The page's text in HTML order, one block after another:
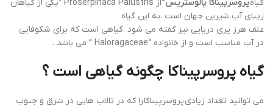
گیاهپروسرپیناکا پالوستریس”
از Proserpinaca Palustris “یکی از گیاهان
زیبای آب شیرین جهان است .به این گیاه
علف هرز پری دریایی نیز گفته می شود .گیاهی است که برای شکوفایی
در آب مناسب است و از خانواده “Haloragaceae ” می باشد .
گیاه پروسرپیناکا چگونه گیاهی است ؟
می توانید تعداد زیادی پروسرپیناکا را که در تالاب هایی در شرق و جنوب